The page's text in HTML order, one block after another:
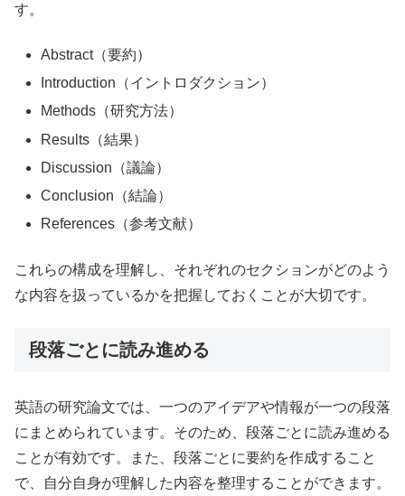
す。
Abstract（要約）
Introduction（イントロダクション）
Methods（研究方法）
Results（結果）
Discussion（議論）
Conclusion（結論）
References（参考文献）
これらの構成を理解し、それぞれのセクションがどのよう
な内容を扱っているかを把握しておくことが大切です。
段落ごとに読み進める
英語の研究論文では、一つのアイデアや情報が一つの段落
にまとめられています。そのため、段落ごとに読み進める
ことが有効です。また、段落ごとに要約を作成すること
で、自分自身が理解した内容を整理することができます。